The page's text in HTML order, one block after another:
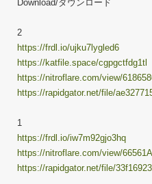
Download/ダウンロード
2
https://frdl.io/ujku7lygled6
https://katfile.space/cgpgctfdg1tl
https://nitroflare.com/view/
https://rapidgator.net/file/
1
https://frdl.io/iw7m92gjo3hq
https://nitroflare.com/view/
https://rapidgator.net/file/